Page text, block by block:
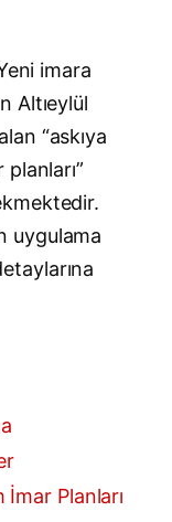
imara
Altıeylül
“askıya
uygulama
İmar Planları